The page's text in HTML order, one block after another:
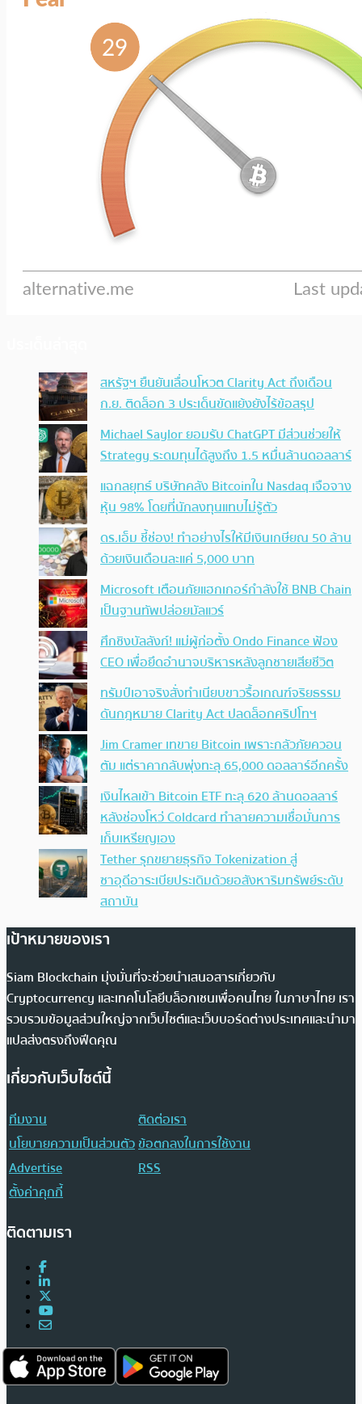
สหรัฐฯ ยืนยันเลื่อนโหวต Clarity Act ถึงเดือน
ก.ย. ติดล็อก 3 ประเด็นขัดแย้งยังไร้ข้อสรุป
Michael Saylor ยอมรับ ChatGPT มีส่วนช่วยให้
Strategy ระดมทุนได้สูงถึง 1.5 หมื่นล้านดอลลาร์
แฉกลยุทธ์ บริษัทคลัง Bitcoinใน Nasdaq เจือจาง
หุ้น 98% โดยที่นักลงทุนแทบไม่รู้ตัว
ดร.เอ็ม ชี้ช่อง! ทำอย่างไรให้มีเงินเกษียณ 50 ล้าน
ด้วยเงินเดือนละแค่ 5,000 บาท
Microsoft เตือนภัยแฮกเกอร์กำลังใช้ BNB Chain
เป็นฐานทัพปล่อยมัลแวร์
ศึกชิงบัลลังก์! แม่ผู้ก่อตั้ง Ondo Finance ฟ้อง
CEO เพื่อยึดอำนาจบริหารหลังลูกชายเสียชีวิต
ทรัมป์เอาจริง สั่งทำเนียบขาวรื้อเกณฑ์จริยธรรม
ดันกฎหมาย Clarity Act ปลดล็อกคริปโทฯ
Jim Cramer เทขาย Bitcoin เพราะกลัวภัยควอน
ตัม แต่ราคากลับพุ่งทะลุ 65,000 ดอลลาร์อีกครั้ง
เงินไหลเข้า Bitcoin ETF ทะลุ 620 ล้านดอลลาร์
หลังช่องโหว่ Coldcard ทำลายความเชื่อมั่นการ
เก็บเหรียญเอง
Tether รุกขยายธุรกิจ Tokenization สู่
ซาอุดีอาระเบียประเดิมด้วยอสังหาริมทรัพย์ระดับ
สถาบัน
เป้าหมายของเรา
Siam Blockchain มุ่งมั่นที่จะช่วยนำเสนอสารเกี่ยวกับ
Cryptocurrency และเทคโนโลยีบล็อกเชนเพื่อคนไทย ในภาษาไทย เรา
รวบรวมข้อมูลส่วนใหญ่จากเว็บไซต์และเว็บบอร์ดต่างประเทศและนำมา
แปลส่งตรงถึงฟีดคุณ
เกี่ยวกับเว็บไซต์นี้
ทีมงาน
ติดต่อเรา
นโยบายความเป็นส่วนตัวข้อตกลงในการใช้งาน
Advertise
RSS
ตั้งค่าคุกกี้
ติดตามเรา